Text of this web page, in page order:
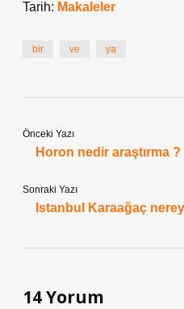
Tarih: Makaleler
bir ve ya
Önceki Yazı
Horon nedir araştırma ?
Sonraki Yazı
Istanbul Karaağaç
14 Yorum